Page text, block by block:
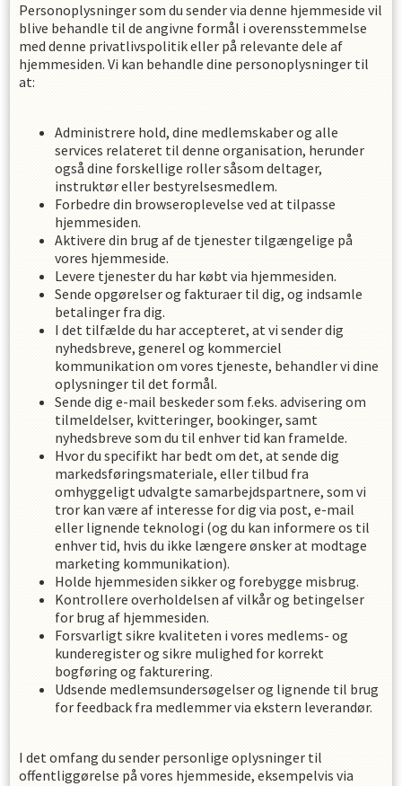
Personoplysninger som du sender via denne hjemmeside vil
blive behandle til de angivne formål i overensstemmelse
med denne privatlivspolitik eller på relevante dele af
hjemmesiden. Vi kan behandle dine personoplysninger til
at:
Administrere hold, dine medlemskaber og alle
services relateret til denne organisation, herunder
også dine forskellige roller såsom deltager,
instruktør eller bestyrelsesmedlem.
Forbedre din browseroplevelse ved at tilpasse
hjemmesiden.
Aktivere din brug af de tjenester tilgængelige på
vores hjemmeside.
Levere tjenester du har købt via hjemmesiden.
Sende opgørelser og fakturaer til dig, og indsamle
betalinger fra dig.
I det tilfælde du har accepteret, at vi sender dig
nyhedsbreve, generel og kommerciel
kommunikation om vores tjeneste, behandler vi dine
oplysninger til det formål.
Sende dig e-mail beskeder som f.eks. advisering om
tilmeldelser, kvitteringer, bookinger, samt
nyhedsbreve som du til enhver tid kan framelde.
Hvor du specifikt har bedt om det, at sende dig
markedsføringsmateriale, eller tilbud fra
omhyggeligt udvalgte samarbejdspartnere, som vi
tror kan være af interesse for dig via post, e-mail
eller lignende teknologi (og du kan informere os til
enhver tid, hvis du ikke længere ønsker at modtage
marketing kommunikation).
Holde hjemmesiden sikker og forebygge misbrug.
Kontrollere overholdelsen af ​​vilkår og betingelser
for brug af hjemmesiden.
Forsvarligt sikre kvaliteten i vores medlems- og
kunderegister og sikre mulighed for korrekt
bogføring og fakturering.
Udsende medlemsundersøgelser og lignende til brug
for feedback fra medlemmer via ekstern leverandør.
I det omfang du sender personlige oplysninger til
offentliggørelse på vores hjemmeside, eksempelvis via